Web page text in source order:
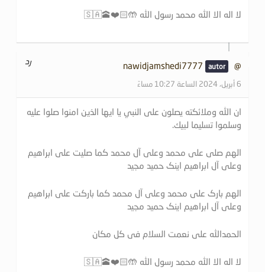
لا اله الا الله محمد رسول الله 🤲🏻❤️🕋🇸🇦
@nawidjamshedi7777
6 أبريل، 2024 الساعة 10:27 مساءً
رد
ان الله وملائكته يصلون على النبي يا ايها الذين امنوا صلوا عليه
وسلموا تسليما لبيك.
الهم صلی علی محمد وعلی آل محمد کما صلیت علی ابراهیم
وعلی آل ابراهیم اینک حمید مجید
الهم بارک علی محمد وعلی آل محمد کما بارکت علی ابراهیم
وعلی آل ابراهیم اینک حمید مجید
الحمدالله علی نعمت السلام فی کل مکان
لا اله الا الله محمد رسول الله 🤲🏻❤️🕋🇸🇦